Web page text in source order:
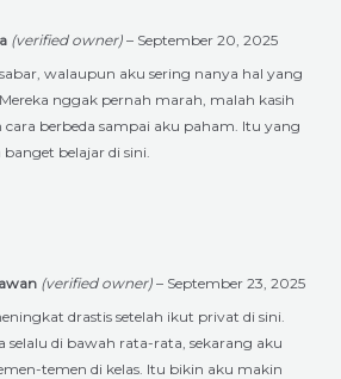
(verified owner) – September 20, 2025
walaupun aku sering nanya hal yang
nggak pernah marah, malah kasih
cara berbeda sampai aku paham. Itu yang
belajar di sini.
(verified owner) – September 23, 2025
drastis setelah ikut privat di sini.
selalu di bawah rata-rata, sekarang aku
temen di kelas. Itu bikin aku makin